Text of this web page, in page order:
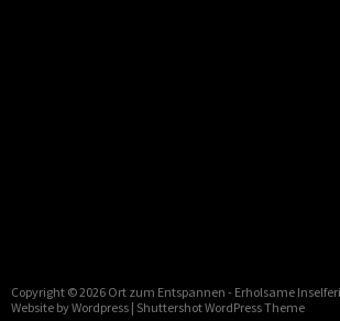
Copyright © 2026 Ort zum Entspannen - Erholsame
Website by Wordpress | Shuttershot WordPress Theme